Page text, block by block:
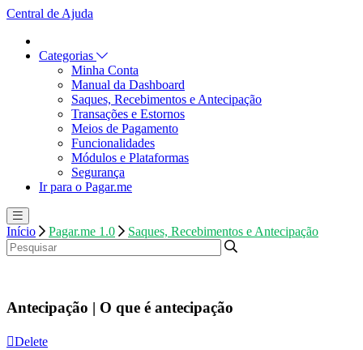
Central de Ajuda
Categorias
Minha Conta
Manual da Dashboard
Saques, Recebimentos e Antecipação
Transações e Estornos
Meios de Pagamento
Funcionalidades
Módulos e Plataformas
Segurança
Ir para o Pagar.me
Início Pagar.me 1.0 Saques, Recebimentos e Antecipação
Antecipação | O que é antecipação
Delete